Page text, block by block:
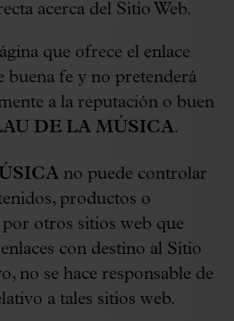
acerca del Sitio Web.
que ofrece el enlace
buena fe y no pretenderá
a la reputación o buen
DE LA MÚSICA.
no puede controlar
productos o
otros sitios web que
con destino al Sitio
no se hace responsable de
a tales sitios web.